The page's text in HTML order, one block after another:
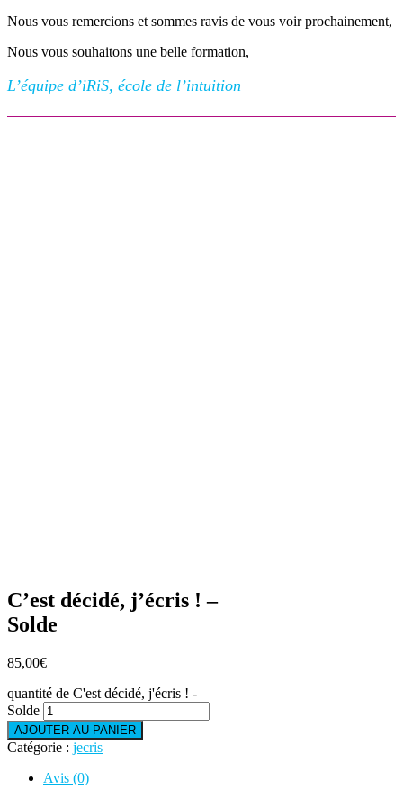
Nous vous remercions et sommes ravis de vous voir prochainement,
Nous vous souhaitons une belle formation,
L’équipe d’iRiS, école de l’intuition
C’est décidé, j’écris ! –
Solde
85,00€
quantité de C'est décidé, j'écris ! -
Solde
AJOUTER AU PANIER
Catégorie : jecris
Avis (0)